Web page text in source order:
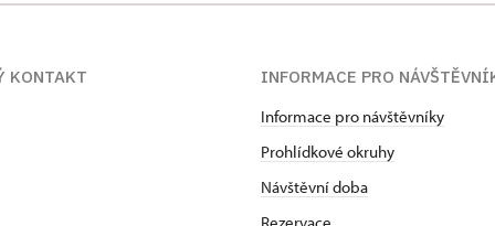
KONTAKT
INFORMACE PRO
Informace pro návštěvníky
Prohlídkové okruhy
Návštěvní doba